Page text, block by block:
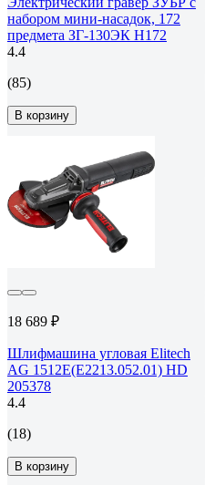
набором мини-насадок, 172
предмета ЗГ-130ЭК H172
4.4
(85)
В корзину
18 689 ₽
Шлифмашина угловая Elitech
AG 1512E(E2213.052.01) HD
205378
4.4
(18)
В корзину